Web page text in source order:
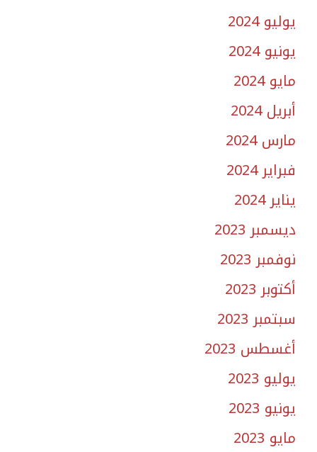
يوليو 2024
يونيو 2024
مايو 2024
أبريل 2024
مارس 2024
فبراير 2024
يناير 2024
ديسمبر 2023
نوفمبر 2023
أكتوبر 2023
سبتمبر 2023
أغسطس 2023
يوليو 2023
يونيو 2023
مايو 2023